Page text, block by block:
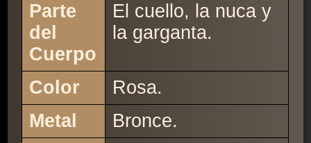
Parte
del
Cuerpo
El cuello, la nuca y
la garganta.
Color
Rosa.
Metal
Bronce.